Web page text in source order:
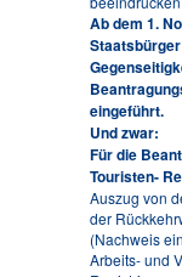
Ab dem 1.
eingeführt.
Und zwar:
Für die
Touristen-
Auszug von
der
(Nachweis
Arbeits- und